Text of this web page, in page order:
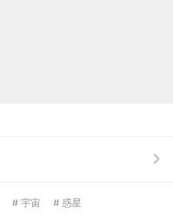
# 宇宙 # 惑星